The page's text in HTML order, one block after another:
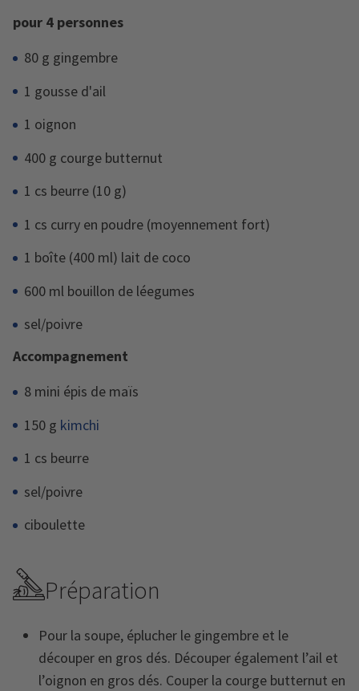
pour 4 personnes
80 g gingembre
1 gousse d'ail
1 oignon
400 g courge butternut
1 cs beurre (10 g)
1 cs curry en poudre (moyennement fort)
1 boîte (400 ml) lait de coco
600 ml bouillon de léegumes
sel/poivre
Accompagnement
8 mini épis de maïs
150 g kimchi
1 cs beurre
sel/poivre
ciboulette
Préparation
Pour la soupe, éplucher le gingembre et le
découper en gros dés. Découper également l’ail et
l’oignon en gros dés. Couper la courge butternut en